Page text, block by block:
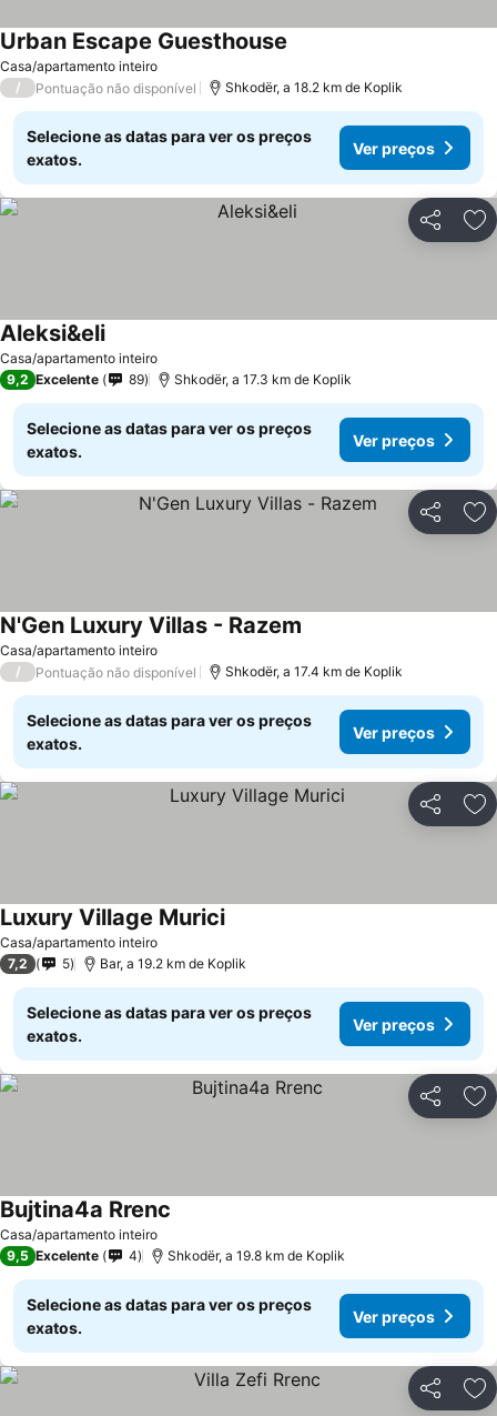
Casa/apartamento inteiro
Urban Escape Guesthouse
/ Pontuação não disponível Shkodër, a 18.2 km de Koplik
Selecione as datas para ver os preços
exatos.
Ver preços
Partilhar
Casa/apartamento inteiro
Aleksi&eliVer preços
9,2 Excelente 89 Shkodër, a 17.3 km de Koplik
Selecione as datas para ver os preços
exatos.
Ver preços
Partilhar
Casa/apartamento inteiro
N'Gen Luxury Villas - Razem
/ Pontuação não disponível Shkodër, a 17.4 km de Koplik
Selecione as datas para ver os preços
exatos.
Ver preços
Partilhar
Casa/apartamento inteiro
Luxury Village MuriciVer preços
7,2 5 Bar, a 19.2 km de Koplik
Selecione as datas para ver os preços
exatos.
Ver preços
Partilhar
Casa/apartamento inteiro
Bujtina4a Rrenc
9,5 Excelente 4 Shkodër, a 19.8 km de Koplik
Selecione as datas para ver os preços
exatos.
Ver preços
Partilhar